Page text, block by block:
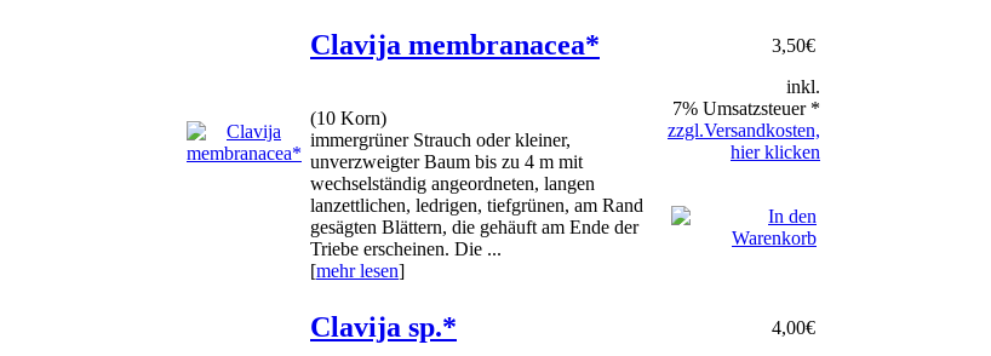
Clavija membranacea*
(10 Korn)
immergrüner Strauch oder kleiner,
unverzweigter Baum bis zu 4 m mit
wechselständig angeordneten, langen
lanzettlichen, ledrigen, tiefgrünen, am Rand
gesägten Blättern, die gehäuft am Ende der
Triebe erscheinen. Die ...
[mehr lesen]
3,50€
inkl.
7% Umsatzsteuer *
zzgl.Versandkosten,
hier klicken
Clavija sp.* 4,00€